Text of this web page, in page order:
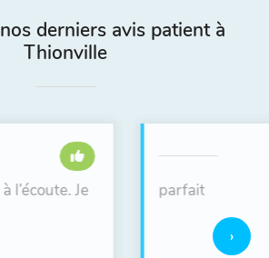
derniers avis patient à
Thionville